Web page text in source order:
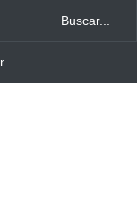
de alimentos